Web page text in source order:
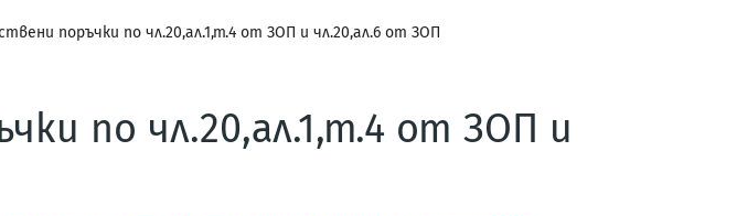
поръчки по чл.20,ал.1,т.4 от ЗОП и чл.20,ал.6 от ЗОП
по чл.20,ал.1,т.4 от ЗОП и